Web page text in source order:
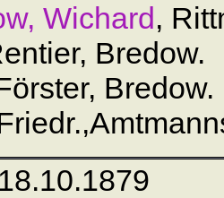
Wichard,
Bredow.
Bredow.